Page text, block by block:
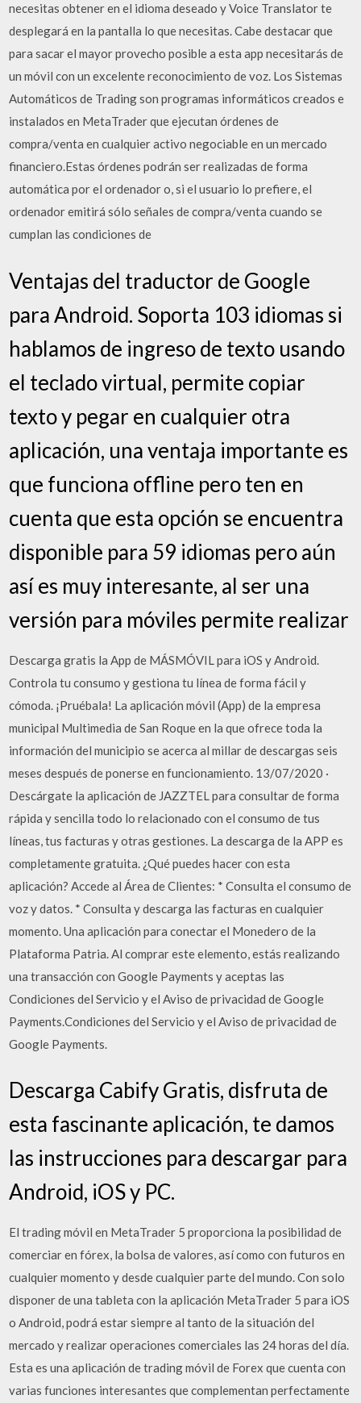
necesitas obtener en el idioma deseado y Voice Translator te
desplegará en la pantalla lo que necesitas. Cabe destacar que
para sacar el mayor provecho posible a esta app necesitarás de
un móvil con un excelente reconocimiento de voz. Los Sistemas
Automáticos de Trading son programas informáticos creados e
instalados en MetaTrader que ejecutan órdenes de
compra/venta en cualquier activo negociable en un mercado
financiero.Estas órdenes podrán ser realizadas de forma
automática por el ordenador o, si el usuario lo prefiere, el
ordenador emitirá sólo señales de compra/venta cuando se
cumplan las condiciones de
Ventajas del traductor de Google
para Android. Soporta 103 idiomas si
hablamos de ingreso de texto usando
el teclado virtual, permite copiar
texto y pegar en cualquier otra
aplicación, una ventaja importante es
que funciona offline pero ten en
cuenta que esta opción se encuentra
disponible para 59 idiomas pero aún
así es muy interesante, al ser una
versión para móviles permite realizar
Descarga gratis la App de MÁSMÓVIL para iOS y Android.
Controla tu consumo y gestiona tu línea de forma fácil y
cómoda. ¡Pruébala! La aplicación móvil (App) de la empresa
municipal Multimedia de San Roque en la que ofrece toda la
información del municipio se acerca al millar de descargas seis
meses después de ponerse en funcionamiento. 13/07/2020 ·
Descárgate la aplicación de JAZZTEL para consultar de forma
rápida y sencilla todo lo relacionado con el consumo de tus
líneas, tus facturas y otras gestiones. La descarga de la APP es
completamente gratuita. ¿Qué puedes hacer con esta
aplicación? Accede al Área de Clientes: * Consulta el consumo de
voz y datos. * Consulta y descarga las facturas en cualquier
momento. Una aplicación para conectar el Monedero de la
Plataforma Patria. Al comprar este elemento, estás realizando
una transacción con Google Payments y aceptas las
Condiciones del Servicio y el Aviso de privacidad de Google
Payments.Condiciones del Servicio y el Aviso de privacidad de
Google Payments.
Descarga Cabify Gratis, disfruta de
esta fascinante aplicación, te damos
las instrucciones para descargar para
Android, iOS y PC.
El trading móvil en MetaTrader 5 proporciona la posibilidad de
comerciar en fórex, la bolsa de valores, así como con futuros en
cualquier momento y desde cualquier parte del mundo. Con solo
disponer de una tableta con la aplicación MetaTrader 5 para iOS
o Android, podrá estar siempre al tanto de la situación del
mercado y realizar operaciones comerciales las 24 horas del día.
Esta es una aplicación de trading móvil de Forex que cuenta con
varias funciones interesantes que complementan perfectamente